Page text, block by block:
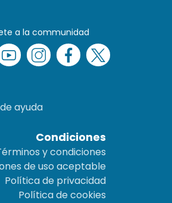
a la communidad
ayuda
Condiciones
y condiciones
de uso aceptable
Política de privacidad
Política de cookies